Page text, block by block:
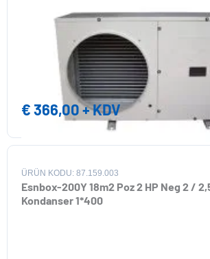
€366,00+ KDV
ÜRÜN KODU: 87.159.003
Esnbox-200Y 18m2 Poz 2 HP Neg 2 /
Kondanser 1*400